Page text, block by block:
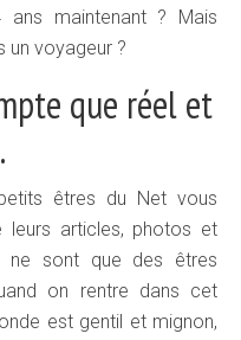
maintenant ? Mais
un voyageur ?
que réel et
êtres du Net vous
leurs articles, photos et
ne sont que des êtres
on rentre dans cet
est gentil et mignon,